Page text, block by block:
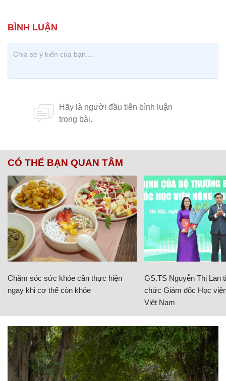
CÓ THỂ BẠN QUAN TÂM
Chăm sóc sức khỏe cần thực hiện
ngay khi cơ thể còn khỏe
GS.TS Nguyễn Thị Lan
chức Giám đốc Học
Việt Nam